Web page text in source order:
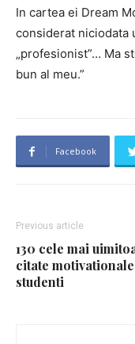
In cartea ei Dream
considerat niciodata
„profesionist”… Ma
bun al meu.”
Facebook
Previous article
130 cele mai
citate
studenti